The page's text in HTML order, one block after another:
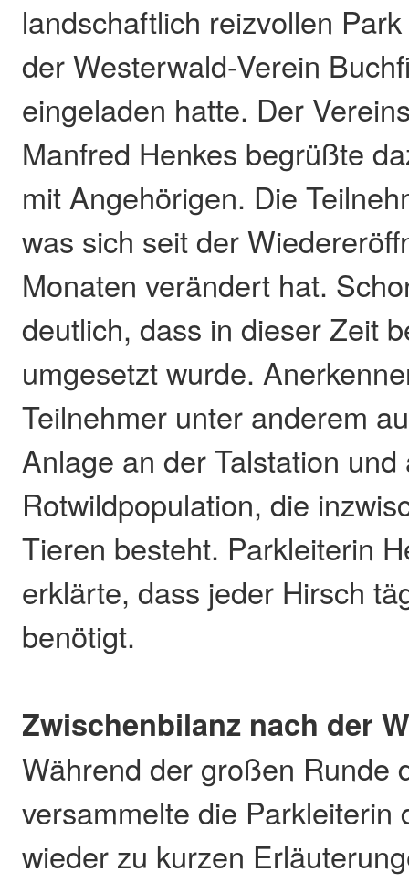
landschaftlich reizvollen
der Westerwald-Verein
eingeladen hatte. Der
Manfred Henkes begrüßte
mit Angehörigen. Die
was sich seit der
Monaten verändert hat.
deutlich, dass in dieser Zeit
umgesetzt wurde.
Teilnehmer unter anderem
Anlage an der Talstation und
Rotwildpopulation, die
Tieren besteht. Parkleiterin
erklärte, dass jeder Hirsch
benötigt.
Zwischenbilanz nach der
Während der großen Runde
versammelte die Parkleiterin
wieder zu kurzen